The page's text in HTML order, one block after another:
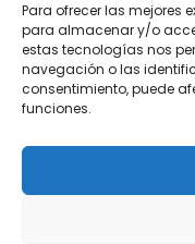
Para ofrecer las mejores
para almacenar y/o
estas tecnologías nos
navegación o las
consentimiento, puede
funciones.